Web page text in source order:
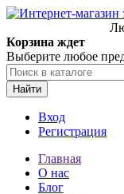
Корзина ждет
Выберите любое
Найти
Вход
Регистрация
Главная
О нас
Блог